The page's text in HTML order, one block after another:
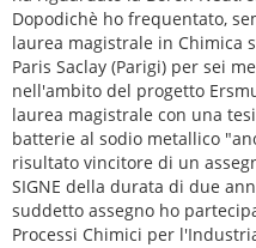
Dopodichè ho frequentato,
laurea magistrale in Chimica
Paris Saclay (Parigi) per sei
nell'ambito del progetto
laurea magistrale con una
batterie al sodio metallico
risultato vincitore di un
SIGNE della durata di due
suddetto assegno ho
Processi Chimici per